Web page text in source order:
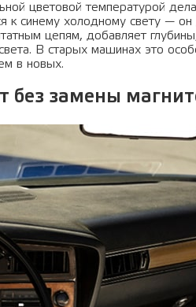
цветовой температурой
к синему холодному свету —
цепям, добавляет
В старых машинах это
в новых.
без замены